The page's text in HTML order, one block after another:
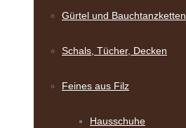
Gürtel und Bauch­tanzketten
Schals, Tücher, Decken
Feines aus Filz
Hausschuhe